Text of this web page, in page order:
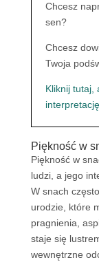
Chcesz
sen?
Chcesz
Twoja
Kliknij tutaj,
Piękność w
Piękność w
ludzi, a jego
W snach
urodzie, które
pragnienia,
staje się
wewnętrzne